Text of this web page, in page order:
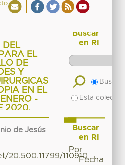
DEL
EL
DE
Y
EN EL
-
2020.
de Jesús
20.500.11799/110910
Buscar
en RI
Buscar
Esta
Buscar
en RI
Por
Fecha